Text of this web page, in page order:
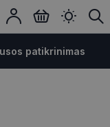
patikrinimas